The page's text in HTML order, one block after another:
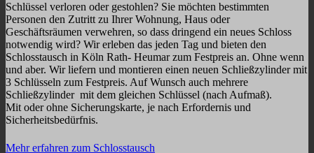
Schlüssel verloren oder gestohlen? Sie möchten bestimmten
Personen den Zutritt zu Ihrer Wohnung, Haus oder
Geschäftsräumen verwehren, so dass dringend ein neues Schloss
notwendig wird? Wir erleben das jeden Tag und bieten den
Schlosstausch in Köln Rath- Heumar zum Festpreis an. Ohne wenn
und aber. Wir liefern und montieren einen neuen Schließzylinder mit
3 Schlüsseln zum Festpreis. Auf Wunsch auch mehrere
Schließzylinder mit dem gleichen Schlüssel (nach Aufmaß).
Mit oder ohne Sicherungskarte, je nach Erfordernis und
Sicherheitsbedürfnis.
Mehr erfahren zum Schlosstausch